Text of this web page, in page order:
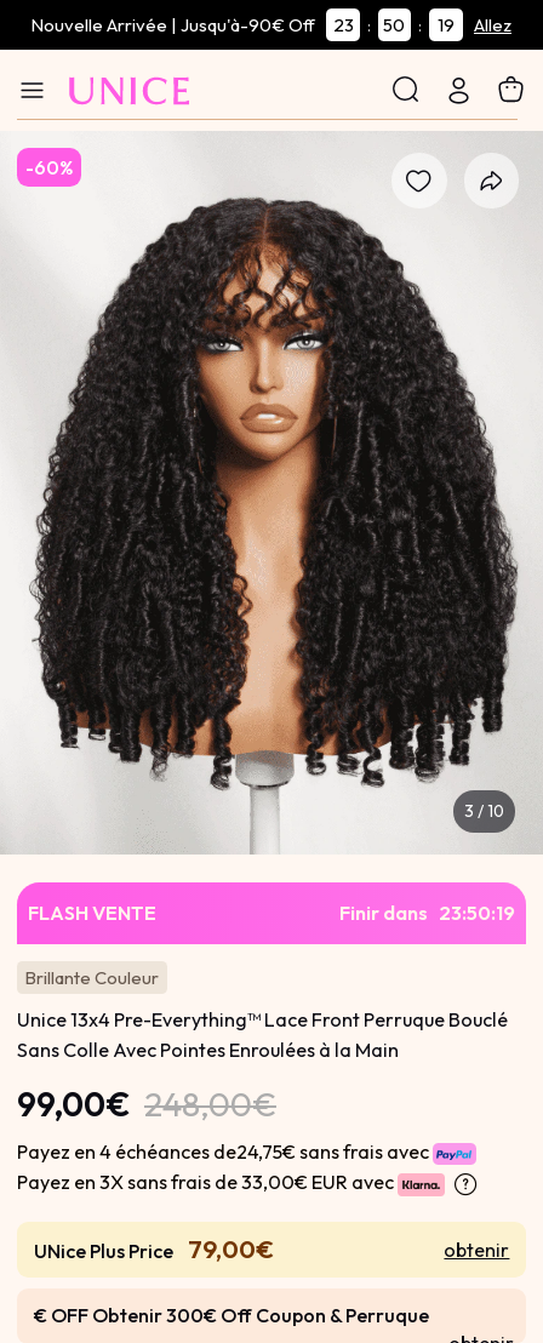
Nouvelle Arrivée | Jusqu'à-90€ Off 23 : 50 : 18 Allez
-60%
3 /10
FLASH VENTE Finir dans 23:50:18
Brillante Couleur
Unice 13x4 Pre-Everything™ Lace Front Perruque Bouclé
Sans Colle Avec Pointes Enroulées à la Main
99,00€ 248,00€
Payez en 4 échéances de24,75€ sans frais avec
Payez en 3X sans frais de33,00€ EUR avec
UNice Plus Price 79,00€ obtenir
€ OFF Obtenir 300€ Off Coupon & Perruque